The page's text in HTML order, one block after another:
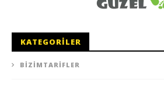
KATEGORILER
BIZIMTARIFLER